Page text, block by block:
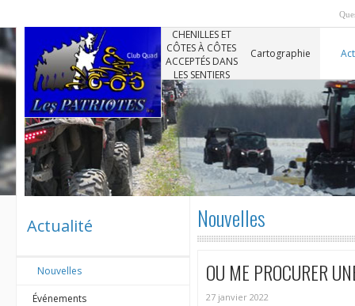
CHENILLES ET
CÔTES À CÔTES
ACCEPTÉS DANS
LES SENTIERS
Cartographie
Nouvelles
OU ME PROCURER
27 janvier 2022
Actualité
Nouvelles
Événements